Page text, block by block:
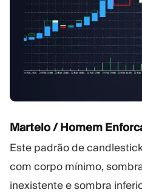
Martelo / Homem
Este padrão de
com corpo mínimo,
inexistente e sombra